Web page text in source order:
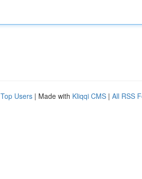
Top Users | Made with Kliqqi CMS | All RSS